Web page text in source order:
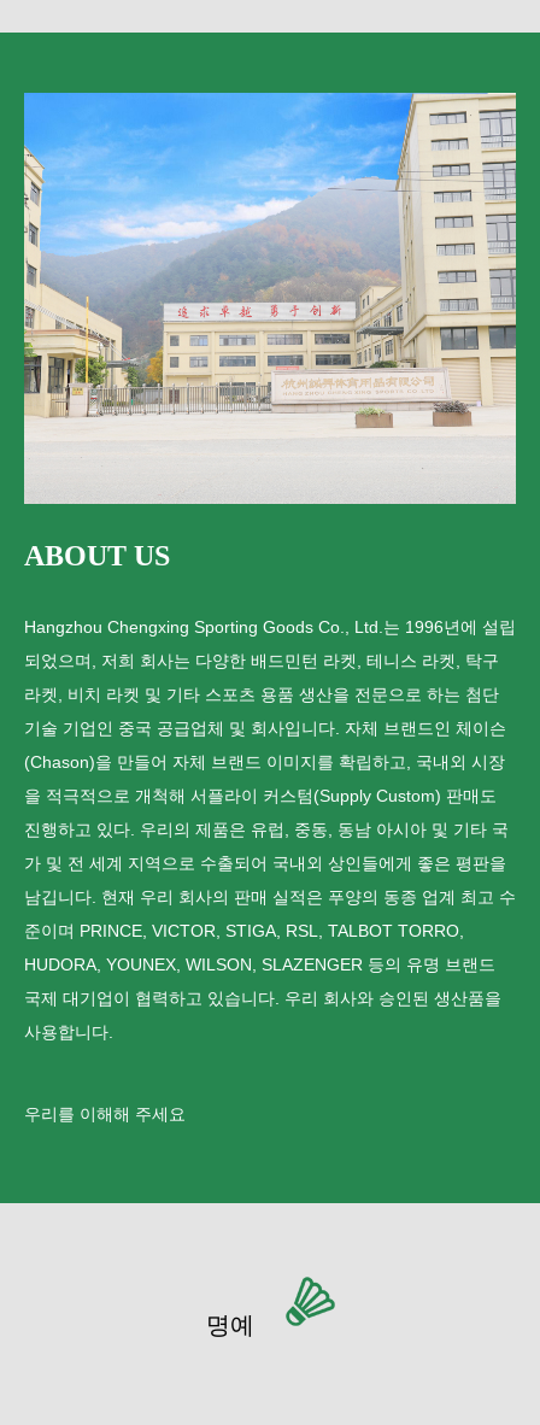
ABOUT US
Hangzhou Chengxing Sporting Goods Co., Ltd.는 1996년에 설립
되었으며, 저희 회사는 다양한 배드민턴 라켓, 테니스 라켓, 탁구
라켓, 비치 라켓 및 기타 스포츠 용품 생산을 전문으로 하는 첨단
기술 기업인 중국 공급업체 및 회사입니다. 자체 브랜드인 체이슨
(Chason)을 만들어 자체 브랜드 이미지를 확립하고, 국내외 시장
을 적극적으로 개척해 서플라이 커스텀(Supply Custom) 판매도
진행하고 있다. 우리의 제품은 유럽, 중동, 동남 아시아 및 기타 국
가 및 전 세계 지역으로 수출되어 국내외 상인들에게 좋은 평판을
남깁니다. 현재 우리 회사의 판매 실적은 푸양의 동종 업계 최고 수
준이며 PRINCE, VICTOR, STIGA, RSL, TALBOT TORRO,
HUDORA, YOUNEX, WILSON, SLAZENGER 등의 유명 브랜드
국제 대기업이 협력하고 있습니다. 우리 회사와 승인된 생산품을
사용합니다.
우리를 이해해 주세요
명예